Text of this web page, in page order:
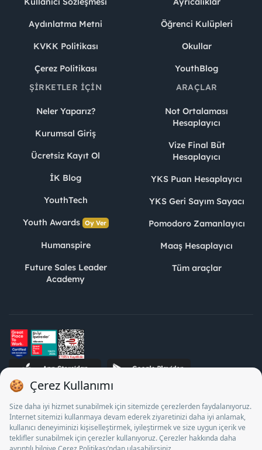
Aydınlatma Metni
KVKK Politikası
Çerez Politikası
Öğrenci Kulüpleri
Okullar
YouthBlog
ŞIRKETLER İÇIN
Neler Yaparız?
Kurumsal Giriş
Ücretsiz Kayıt Ol
İK Blog
YouthTech
Youth Awards Oy Ver
Humanspire
Future Sales Leader
Academy
ARAÇLAR
Not Ortalaması
Hesaplayıcı
Vize Final Büt
Hesaplayıcı
YKS Puan Hesaplayıcı
YKS Geri Sayım Sayacı
Pomodoro Zamanlayıcı
Maaş Hesaplayıcı
Tüm araçlar
STJ İnsan Kaynakları Bilişim ve Danışmanlık A.Ş. Özel İstihdam
Bürosu Olarak 13/05/2025 - 12/05/2028 tarihleri arasında
faaliyette bulunmak üzere, Türkiye İş Kurumu tarafından